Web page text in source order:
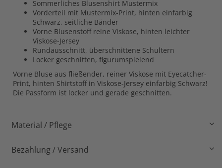
Sommerliches Blusenshirt Mustermix
Vorderteil mit Mustermix-Print, hinten einfarbig
Schwarz, seitliche Bänder
Vorne Blusenstoff reine Viskose, hinten leichter
Viskose-Jersey
Rundausschnitt, überschnittene Schultern
Locker geschnitten, figurumspielend
Vorne Bluse aus fließender, reiner Viskose mit Eyecatcher-
Print, hinten Shirtstoff in Viskose-Jersey einfarbig Schwarz!
Die Passform ist locker und gerade geschnitten.
Material / Pflege
Bezahlung / Versand